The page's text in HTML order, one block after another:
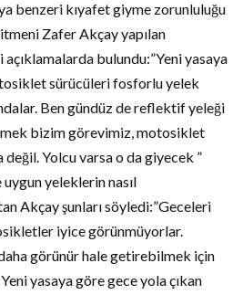
benzeri kıyafet giyme zorunluluğu
Zafer Akçay yapılan
bulundu:”Yeni yasaya
sürücüleri fosforlu yelek
Ben gündüz de reflektif yeleği
bizim görevimiz, motosiklet
değil. Yolcu varsa o da giyecek ”
yeleklerin nasıl
Akçay şunları söyledi:”Geceleri
iyice görünmüyorlar.
görünür hale getirebilmek için
yasaya göre gece yola çıkan